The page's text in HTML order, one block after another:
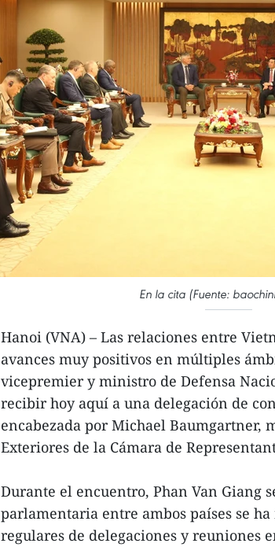
En la cita (Fuente:
Hanoi (VNA) – Las relaciones entre
avances muy positivos en múltiples
vicepremier y ministro de Defensa
recibir hoy aquí a una delegación de
encabezada por Michael Baumgartner,
Exteriores de la Cámara de
Durante el encuentro, Phan Van Giang
parlamentaria entre ambos países se
regulares de delegaciones y reuniones